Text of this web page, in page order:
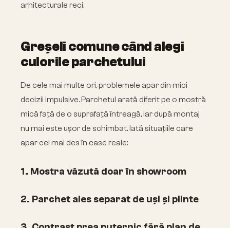
arhitecturale reci.
Greșeli comune când alegi
culorile parchetului
De cele mai multe ori, problemele apar din mici
decizii impulsive. Parchetul arată diferit pe o mostră
mică față de o suprafață întreagă, iar după montaj
nu mai este ușor de schimbat. Iată situațiile care
apar cel mai des în case reale:
1. Mostra văzută doar în showroom
2. Parchet ales separat de uși și plinte